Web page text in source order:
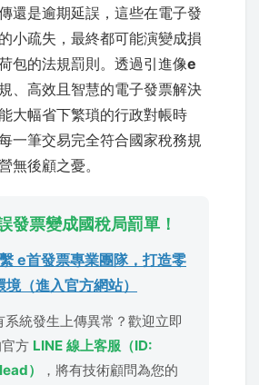
還是逾期延誤，這些在電子發
小疏失，最終都可能演變成損
包的法規罰則。透過引進像e
、高效且智慧的電子發票解決
大幅省下繁瑣的行政對帳時
一筆交易完全符合國家稅務規
無後顧之憂。
發票變成國稅局罰單！
e首發票專業團隊，打造零
（進入官方網站）
系統發生上傳異常？歡迎立即
方 LINE 線上客服（ID:
）
，將有技術顧問為您的